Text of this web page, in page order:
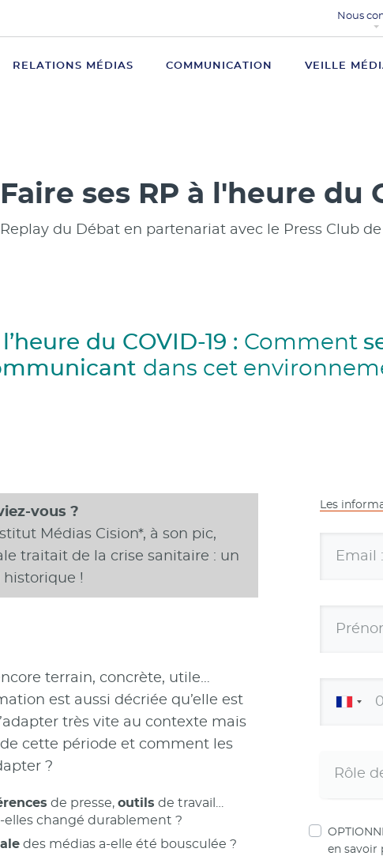
Nous
RELATIONS MÉDIAS COMMUNICATION VEILLE
Faire ses RP à l'heure du
Replay du Débat en partenariat avec le Press Club
du COVID-19 : Comment
dans cet
vous ?
Médias Cision*, à son pic,
traitait de la crise sanitaire : un
historique !
terrain, concrète, utile…
est aussi décriée qu’elle est
très vite au contexte mais
cette période et comment les
?
de presse, outils de travail…
changé durablement ?
des médias a-elle été bousculée ?
Les
Email
en savoir